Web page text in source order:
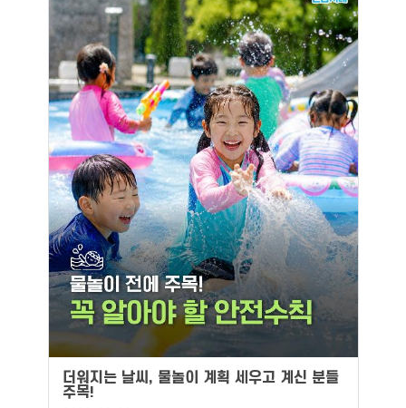
더워지는 날씨, 물놀이 계획 세우고 계신 분들
주목!